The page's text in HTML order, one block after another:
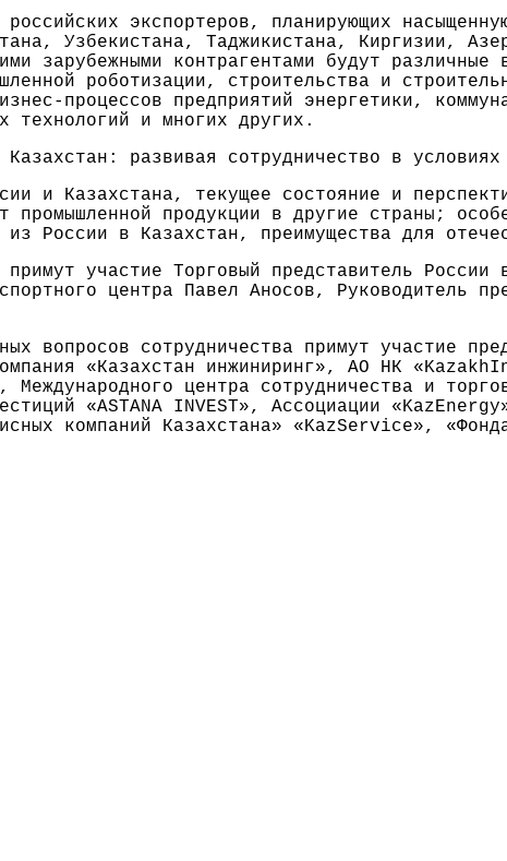
экспортеров, планирующих
Узбекистана, Таджикистана, Киргизии,
зарубежными контрагентами будут различные
роботизации, строительства и
процессов предприятий энергетики,
технологий и многих других.
развивая сотрудничество в условиях
и Казахстана, текущее состояние и
промышленной продукции в другие страны;
России в Казахстан, преимущества для
участие Торговый представитель России
центра Павел Аносов, Руководитель
вопросов сотрудничества примут участие
«Казахстан инжиниринг», АО НК
центра сотрудничества и
«ASTANA INVEST», Ассоциации
компаний Казахстана» «KazService»,